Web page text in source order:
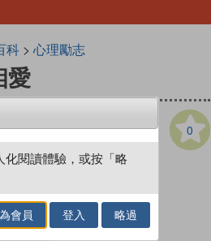
科> 心理勵志
愛
0
化閱讀體驗，或按「略
會員 登入 略過